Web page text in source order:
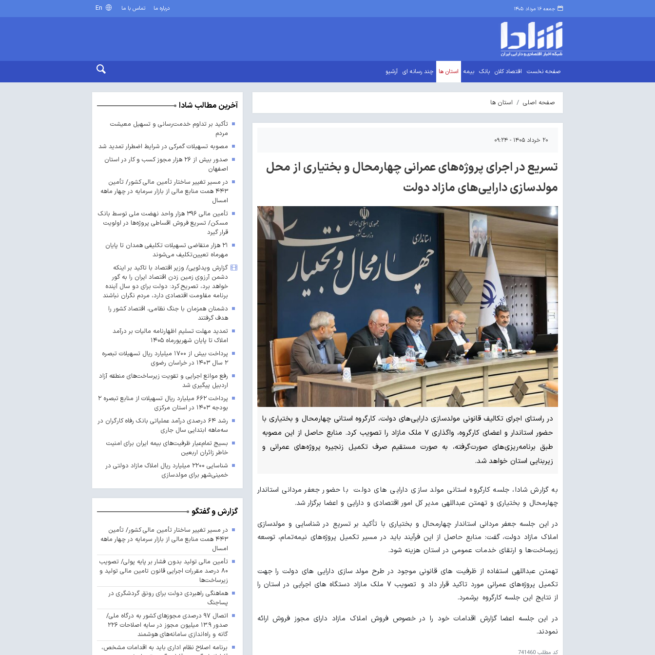
جمعه ۱۶ مرداد ۱۴۰۵ درباره ما تماس با ما
صفحه نخست اقتصاد کلان بانک بیمه استان ها چند رسانه ای آرشیو
صفحه اصلی استان ها
۲۰ خرداد ۱۴۰۵ - ۰۹:۲۴
تسریع در اجرای پروژه‌های عمرانی چهارمحال و بختیاری از محل
مولدسازی دارایی‌های مازاد دولت
در راستای اجرای تکالیف قانونی مولدسازی دارایی‌های دولت، کارگروه استانی چهارمحال و بختیاری با
حضور استاندار و اعضای کارگروه، واگذاری ۷ ملک مازاد را تصویب کرد. منابع حاصل از این مصوبه
طبق برنامه‌ریزی‌های صورت‌گرفته، به صورت مستقیم صرف تکمیل زنجیره پروژه‌های عمرانی و
زیربنایی استان خواهد شد.
به گزارش شادا، جلسه کارگروه استانی مولد سازی دارایی های دولت با حضور جعفر مردانی استاندار
چهارمحال و بختیاری و تهمتن عبداللهی مدیر کل امور اقتصادی و دارایی و اعضا برگزار شد.
در این جلسه جعفر مردانی استاندار چهارمحال و بختیاری با تأکید بر تسریع در شناسایی و مولدسازی
املاک مازاد دولت، گفت: منابع حاصل از این فرآیند باید در مسیر تکمیل پروژه‌های نیمه‌تمام، توسعه
زیرساخت‌ها و ارتقای خدمات عمومی در استان هزینه شود.
تهمتن عبداللهی استفاده از ظرفیت های قانونی موجود در طرح مولد سازی دارایی های دولت را جهت
تکمیل پروژه‌های عمرانی مورد تاکید قرار داد و تصویب ۷ ملک مازاد دستگاه های اجرایی در استان را
از نتایج این جلسه کارگروه برشمرد.
در این جلسه اعضا گزارش اقدامات خود را در خصوص فروش املاک مازاد دارای مجوز فروش ارائه
نمودند.
کد مطلب 741460
آخرین مطالب شادا
تأکید بر تداوم خدمت‌رسانی و تسهیل معیشت
مردم
مصوبه تسهیلات گمرکی در شرایط اضطرار تمدید شد
صدور بیش از ۲۶ هزار مجوز کسب‌ و کار در استان
اصفهان
در مسیر تغییر ساختار تأمین مالی کشور/ تأمین
۴۴۳ همت منابع مالی از بازار سرمایه در چهار ماهه
امسال
تأمین مالی ۳۹۶ هزار واحد نهضت ملی توسط بانک
مسکن/ تسریع فروش اقساطی پروژه‌ها در اولویت
قرار گیرد
۲۱ هزار متقاضی تسهیلات تکلیفی همدان تا پایان
مهرماه تعیین‌تکلیف می‌شوند
گزارش ویدئویی/ وزیر اقتصاد با تاکید بر اینکه
دشمن آرزوی زمین زدن اقتصاد ایران را به گور
خواهد برد، تصریح کرد: دولت برای دو سال آینده
برنامه مقاومت اقتصادی دارد، مردم نگران نباشند
دشمنان همزمان با جنگ نظامی، اقتصاد کشور را
هدف گرفتند
تمدید مهلت تسلیم اظهارنامه مالیات بر درآمد
املاک تا پایان شهریورماه ۱۴۰۵
پرداخت بیش از ۱۷۰۰ میلیارد ریال تسهیلات تبصره
۲ سال ۱۴۰۳ در خراسان رضوی
رفع موانع اجرایی و تقویت زیرساخت‌های منطقه آزاد
اردبیل پیگیری شد
پرداخت ۶۶۲ میلیارد ریال تسهیلات از منابع تبصره ۲
بودجه ۱۴۰۳ در استان مرکزی
رشد ۶۴ درصدی درآمد عملیاتی بانک رفاه کارگران در
سه‌ماهه ابتدایی سال جاری
بسیج تمام‌عیار ظرفیت‌های بیمه ایران برای امنیت
خاطر زائران اربعین
شناسایی ۲۲۰۰ میلیارد ریال املاک مازاد دولتی در
خمینی‌شهر برای مولدسازی
گزارش و گفتگو
در مسیر تغییر ساختار تأمین مالی کشور/ تأمین
۴۴۳ همت منابع مالی از بازار سرمایه در چهار ماهه
امسال
تأمین مالی تولید بدون فشار بر پایه پولی/ تصویب
۸۰ درصد مقررات اجرایی قانون تامین مالی تولید و
زیرساخت‌ها
هماهنگی راهبردی دولت برای رونق گردشگری در
پساجنگ
اتصال ۹۷ درصدی مجوزهای کشور به درگاه ملی/
صدور ۱۳.۹ میلیون مجوز در سایه اصلاحات ۲۲۶
گانه و راه‌اندازی سامانه‌های هوشمند
برنامه اصلاح نظام اداری باید به اقدامات مشخص،